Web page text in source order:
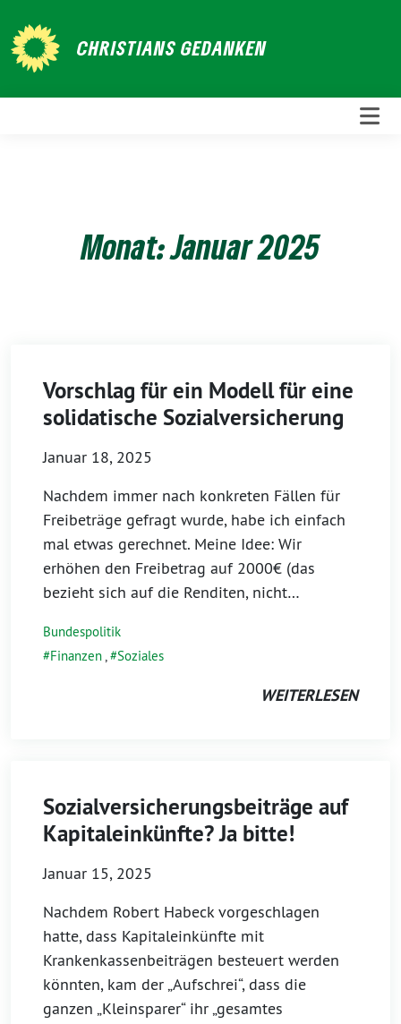
zum
Inhalt
CHRISTIANS GEDANKEN
Monat:Januar 2025
Vorschlag für ein Modell für eine
solidatische Sozialversicherung
Januar 18, 2025
Nachdem immer nach konkreten Fällen für
Freibeträge gefragt wurde, habe ich einfach
mal etwas gerechnet. Meine Idee: Wir
erhöhen den Freibetrag auf 2000€ (das
bezieht sich auf die Renditen, nicht…
Bundespolitik
Finanzen, Soziales
WEITERLESEN
Sozialversicherungsbeiträge auf
Kapitaleinkünfte? Ja bitte!
Januar 15, 2025
Nachdem Robert Habeck vorgeschlagen
hatte, dass Kapitaleinkünfte mit
Krankenkassenbeiträgen besteuert werden
könnten, kam der „Aufschrei“, dass die
ganzen „Kleinsparer“ ihr „gesamtes